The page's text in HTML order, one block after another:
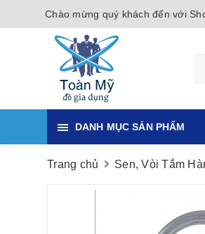
Chào mừng quý khách đến với
DANH MỤC SẢN PHẨM
Trang chủ Sen, Vòi Tắm